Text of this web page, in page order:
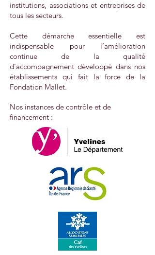
institutions, associations et entreprises de
tous les secteurs.
Cette démarche essentielle est
indispensable pour l’amélioration
continue de la qualité
d’accompagnement développé dans nos
établissements qui fait la force de la
Fondation Mallet.
Nos instances de contrôle et de
financement :